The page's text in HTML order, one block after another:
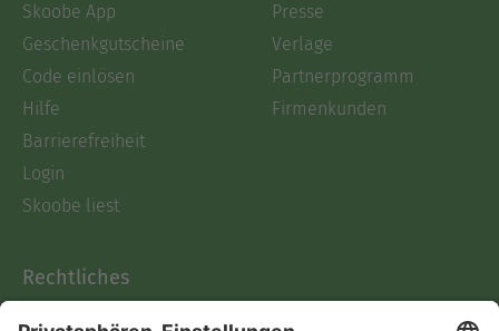
Skoobe App
Geschenkgutscheine
Code einlösen
Hilfe
Barrierefreiheit
Login
Skoobe liest
Presse
Verlage
Partnerprogramm
Firmenkunden
Rechtliches